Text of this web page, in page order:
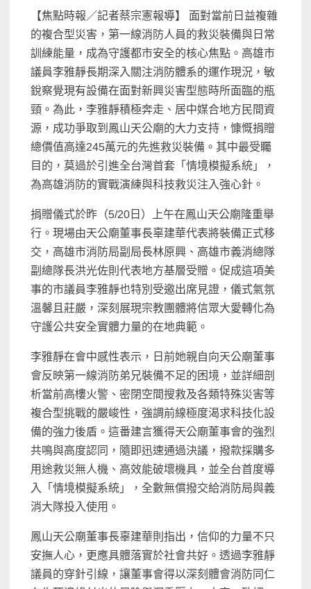
【焦點時報／記者蔡宗憲報導】 面對當前日益複雜
的複合型災害，第一線消防人員的救災裝備與日常
訓練能量，成為守護都市安全的核心焦點。高雄市
議員李雅靜長期深入關注消防體系的運作現況，敏
銳察覺現有設備在面對新興災害型態時所面臨的瓶
頸。為此，李雅靜積極奔走、居中媒合地方民間資
源，成功爭取到鳳山天公廟的大力支持，慷慨捐贈
總價值高達245萬元的先進救災裝備。其中最受矚
目的，莫過於引進全台灣首套「情境模擬系統」，
為高雄消防的實戰演練與科技救災注入強心針。
捐贈儀式於昨（5/20日）上午在鳳山天公廟隆重舉
行。現場由天公廟董事長辜建華代表將裝備正式移
交，高雄市消防局副局長林原興、高雄市義消總隊
副總隊長洪光佐則代表地方基層受贈。促成這項美
事的市議員李雅靜也特別受邀出席見證，儀式氣氛
溫馨且莊嚴，深刻展現宗教團體將信眾大愛轉化為
守護公共安全實體力量的在地典範。
李雅靜在會中感性表示，日前她親自向天公廟董事
會反映第一線消防弟兄裝備不足的困境，並詳細剖
析當前高樓火警、密閉空間搜救及各類特殊災害等
複合型挑戰的嚴峻性，強調前線極度渴求科技化設
備的強力後盾。這番建言獲得天公廟董事會的強烈
共鳴與高度認同，隨即迅速通過決議，撥款採購多
用途救災無人機、高效能破壞機具，並全台首度導
入「情境模擬系統」，全數無償撥交給消防局與義
消大隊投入使用。
鳳山天公廟董事長辜建華則指出，信仰的力量不只
安撫人心，更應具體落實於社會共好。透過李雅靜
議員的穿針引線，讓董事會得以深刻體會消防同仁